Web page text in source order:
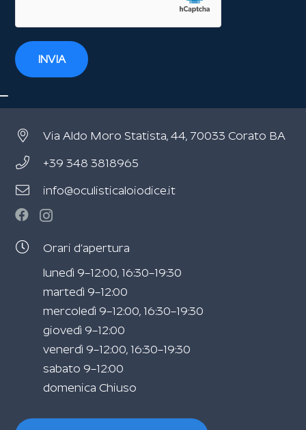
INVIA
Via Aldo Moro Statista, 44, 70033 Corato BA
+39 348 3818965
info@oculisticaloiodice.it
Orari d’apertura
lunedì 9–12:00, 16:30–19:30
martedì 9–12:00
mercoledì 9–12:00, 16:30–19:30
giovedì 9–12:00
venerdì 9–12:00, 16:30–19:30
sabato 9–12:00
domenica Chiuso